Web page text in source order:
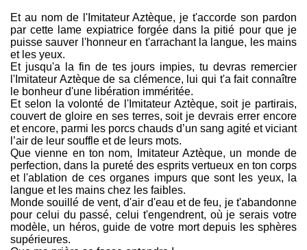
Et au nom de l'Imitateur Aztèque, je t'accorde son pardon
par cette lame expiatrice forgée dans la pitié pour que je
puisse sauver l'honneur en t'arrachant la langue, les mains
et les yeux.
Et jusqu'a la fin de tes jours impies, tu devras remercier
l'Imitateur Aztèque de sa clémence, lui qui t'a fait connaître
le bonheur d'une libération imméritée.
Et selon la volonté de l'Imitateur Aztèque, soit je partirais,
couvert de gloire en ses terres, soit je devrais errer encore
et encore, parmi les porcs chauds d’un sang agité et viciant
l’air de leur souffle et de leurs mots.
Que vienne en ton nom, Imitateur Aztèque, un monde de
perfection, dans la pureté des esprits vertueux en ton corps
et l'ablation de ces organes impurs que sont les yeux, la
langue et les mains chez les faibles.
Monde souillé de vent, d'air d'eau et de feu, je t'abandonne
pour celui du passé, celui t'engendrent, où je serais votre
modèle, un héros, guide de votre mort depuis les sphères
supérieures.